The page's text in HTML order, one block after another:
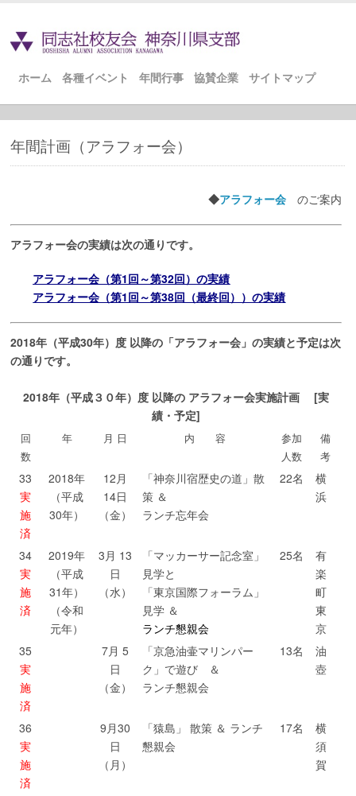
ホーム 各種イベント 年間行事 協賛企業 サイトマップ
年間計画（アラフォー会）
◆アラフォー会 のご案内
アラフォー会の実績は次の通りです。
アラフォー会（第1回～第32回）の実績
アラフォー会（第1回～第38回（最終回））の実績
2018年（平成30年）度 以降の「アラフォー会」の実績と予定は次
の通りです。
2018年（平成３０年）度 以降の アラフォー会実施計画 [実
績・予定]
回
数
年 月 日 内 容
参加
人数
備
考
33
実
施
済
2018年
（平成
30年）
12月
14日
（金）
「神奈川宿歴史の道」散
策 ＆
ランチ忘年会
22名
横
浜
34
実
施
済
2019年
（平成
31年）
（令和
元年）
3月 13
日
（水）
「マッカーサー記念室」
見学と
「東京国際フォーラム」
見学 ＆
ランチ懇親会
25名
有
楽
町
東
京
35
実
施
済
7月 5
日
（金）
「京急油壷マリンパー
ク」で遊び ＆
ランチ懇親会
13名
油
壺
36
実
施
済
9月30
日
（月）
「猿島」 散策 ＆ ランチ
懇親会
17名
横
須
賀